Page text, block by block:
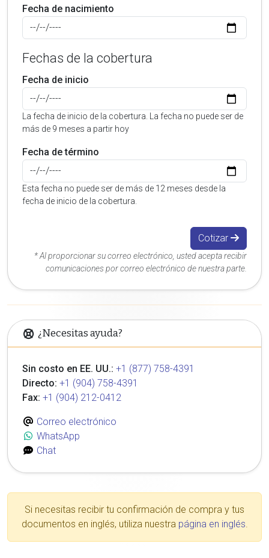
Fecha de nacimiento
Fechas de la cobertura
Fecha de inicio
La fecha de inicio de la cobertura. La fecha no puede ser de
más de 9 meses a partir hoy
Fecha de término
Esta fecha no puede ser de más de 12 meses desde la
fecha de inicio de la cobertura.
Cotizar
* Al proporcionar su correo electrónico, usted acepta recibir
comunicaciones por correo electrónico de nuestra parte.
¿Necesitas ayuda?
Sin costo en EE. UU.: +1 (877) 758-4391
Directo: +1 (904) 758-4391
Fax: +1 (904) 212-0412
Correo electrónico
WhatsApp
Chat
Si necesitas recibir tu confirmación de compra y tus
documentos en inglés, utiliza nuestra página en inglés.